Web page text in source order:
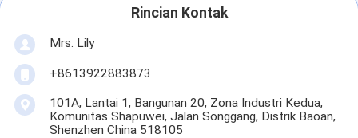
Rincian Kontak
Mrs. Lily
+8613922883873
101A, Lantai 1, Bangunan 20, Zona Industri Kedua,
Komunitas Shapuwei, Jalan Songgang, Distrik Baoan,
Shenzhen China 518105